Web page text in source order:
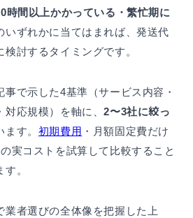
時間以上かかっている・繁忙期に
いずれかに当てはまれば、発送代
討するタイミングです。
で示した4基準（サービス内容・
対応規模）を軸に、2〜3社に絞っ
ます。 初期費用 ・月額固定費だけ
実コストを試算して比較すること
。
業者選びの全体像を把握した上